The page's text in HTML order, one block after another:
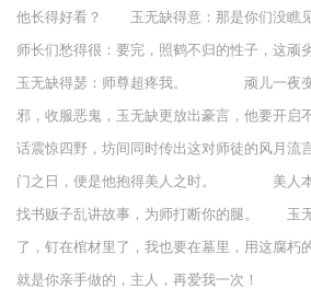
他长得好看？ 玉无缺得意：那是你们
师长们愁得很：要完，照鹤不归的性子，这
玉无缺得瑟：师尊超疼我。 顽儿一夜变
邪，收服恶鬼，玉无缺更放出豪言，他要开启
话震惊四野，坊间同时传出这对师徒的风月流
门之日，便是他抱得美人之时。 美人本
找书贩子乱讲故事，为师打断你的腿。 玉
了，钉在棺材里了，我也要在墓里，用这腐
就是你亲手做的，主人，再爱我一次！